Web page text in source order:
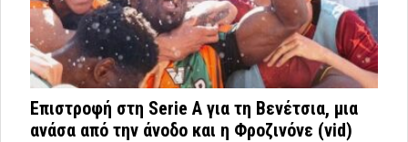
Επιστροφή στη Serie A για τη Βενέτσια, μια
ανάσα από την άνοδο και η Φροζινόνε (vid)